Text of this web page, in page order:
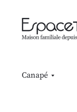
Canapé